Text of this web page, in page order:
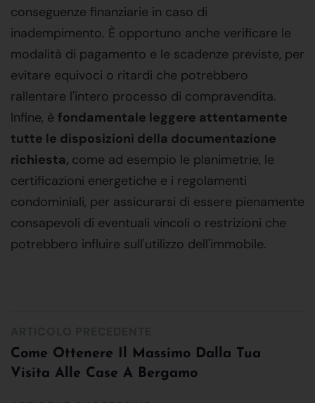
conseguenze finanziarie in caso di
inadempimento. È opportuno anche verificare le
modalità di pagamento e le scadenze previste, per
evitare equivoci o ritardi che potrebbero
rallentare l'intero processo di compravendita.
Infine, è fondamentale leggere attentamente
tutte le disposizioni della documentazione
richiesta, come ad esempio le planimetrie, le
certificazioni energetiche e i regolamenti
condominiali, per assicurarsi di essere pienamente
consapevoli di eventuali vincoli o restrizioni che
potrebbero influire sull'utilizzo dell'immobile.
Come Ottenere Il Massimo Dalla Tua
Visita Alle Case A Bergamo